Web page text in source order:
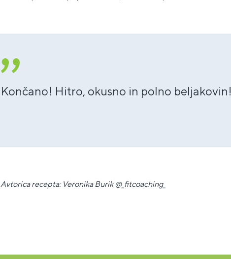
Končano! Hitro, okusno in polno beljakovin!
Avtorica recepta: Veronika Burik @_fitcoaching_